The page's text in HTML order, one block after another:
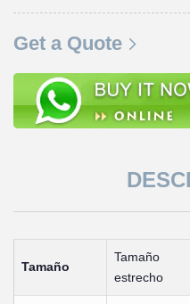
Get a Quote
Tamaño
Tamaño
estrecho